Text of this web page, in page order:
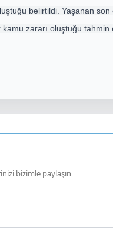
belirtildi. Yaşanan
zararı oluştuğu tahmin